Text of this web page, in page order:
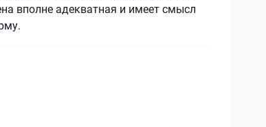
вполне адекватная и имеет смысл